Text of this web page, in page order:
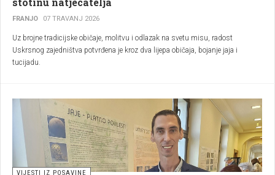
FRANJO 07 TRAVANJ 2026
Uz brojne tradicijske običaje, molitvu i odlazak na svetu misu, radost
Uskrsnog zajedništva potvrđena je kroz dva lijepa običaja, bojanje jaja i
tucijadu.
VIJESTI IZ POSAVINE